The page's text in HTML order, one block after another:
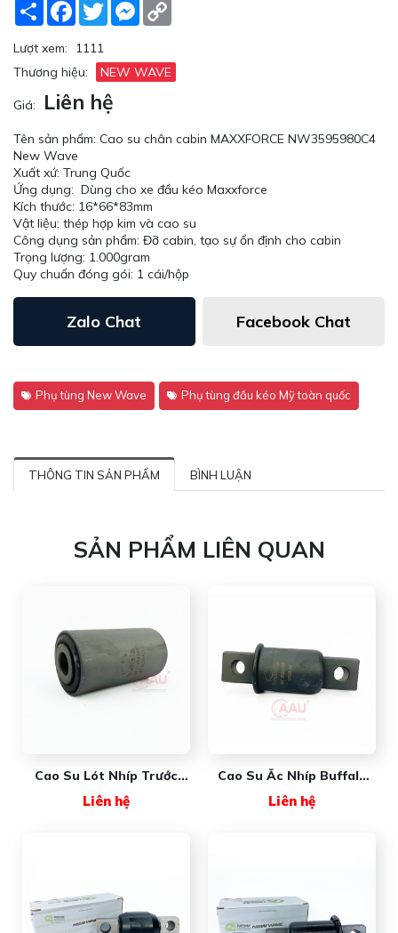
Share Facebook
TwitterMessenger
Lượt xem:
1111
Thương hiệu:
NEW WAVE
Giá: Liên hệ
Tên sản phẩm: Cao su chân cabin MAXXFORCE NW3595980C4
New Wave
Xuất xứ: Trung Quốc
Ứng dụng: Dùng cho xe đầu kéo Maxxforce
Kích thước: ‎16*66*83mm
Vật liệu: thép hợp kim và cao su
Công dụng sản phẩm: Đỡ cabin, tạo sự ổn định cho cabin
Trọng lượng: 1.000gram
Quy chuẩn đóng gói: 1 cái/hộp
Zalo Chat Facebook Chat
Phụ tùng New Wave Phụ tùng đầu kéo Mỹ toàn quốc
THÔNG TIN SẢN PHẨM BÌNH LUẬN
SẢN PHẨM LIÊN QUAN
Cao Su Lót Nhíp Trước
Liên hệ
Cao Su Ắc Nhíp Buffalo
Liên hệ